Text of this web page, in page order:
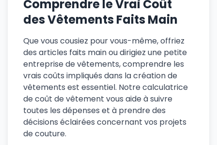
Comprendre le Vrai Coût
des Vêtements Faits Main
Que vous cousiez pour vous-même, offriez
des articles faits main ou dirigiez une petite
entreprise de vêtements, comprendre les
vrais coûts impliqués dans la création de
vêtements est essentiel. Notre calculatrice
de coût de vêtement vous aide à suivre
toutes les dépenses et à prendre des
décisions éclairées concernant vos projets
de couture.